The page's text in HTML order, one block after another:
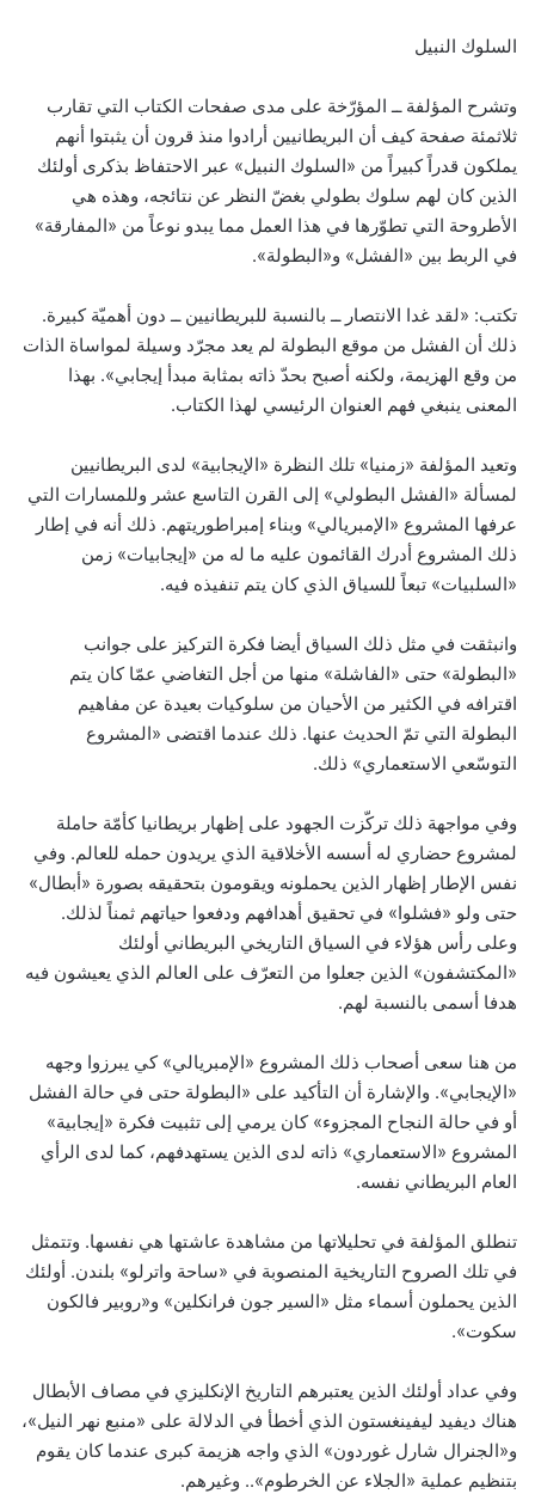
السلوك النبيل
وتشرح المؤلفة ــ المؤرّخة على مدى صفحات الكتاب التي تقارب
ثلاثمئة صفحة كيف أن البريطانيين أرادوا منذ قرون أن يثبتوا أنهم
يملكون قدراً كبيراً من «السلوك النبيل» عبر الاحتفاظ بذكرى أولئك
الذين كان لهم سلوك بطولي بغضّ النظر عن نتائجه، وهذه هي
الأطروحة التي تطوّرها في هذا العمل مما يبدو نوعاً من «المفارقة»
في الربط بين «الفشل» و«البطولة».
تكتب: «لقد غدا الانتصار ــ بالنسبة للبريطانيين ــ دون أهميّة كبيرة.
ذلك أن الفشل من موقع البطولة لم يعد مجرّد وسيلة لمواساة الذات
من وقع الهزيمة، ولكنه أصبح بحدّ ذاته بمثابة مبدأ إيجابي». بهذا
المعنى ينبغي فهم العنوان الرئيسي لهذا الكتاب.
وتعيد المؤلفة «زمنيا» تلك النظرة «الإيجابية» لدى البريطانيين
لمسألة «الفشل البطولي» إلى القرن التاسع عشر وللمسارات التي
عرفها المشروع «الإمبريالي» وبناء إمبراطوريتهم. ذلك أنه في إطار
ذلك المشروع أدرك القائمون عليه ما له من «إيجابيات» زمن
«السلبيات» تبعاً للسياق الذي كان يتم تنفيذه فيه.
وانبثقت في مثل ذلك السياق أيضا فكرة التركيز على جوانب
«البطولة» حتى «الفاشلة» منها من أجل التغاضي عمّا كان يتم
اقترافه في الكثير من الأحيان من سلوكيات بعيدة عن مفاهيم
البطولة التي تمّ الحديث عنها. ذلك عندما اقتضى «المشروع
التوسّعي الاستعماري» ذلك.
وفي مواجهة ذلك تركّزت الجهود على إظهار بريطانيا كأمّة حاملة
لمشروع حضاري له أسسه الأخلاقية الذي يريدون حمله للعالم. وفي
نفس الإطار إظهار الذين يحملونه ويقومون بتحقيقه بصورة «أبطال»
حتى ولو «فشلوا» في تحقيق أهدافهم ودفعوا حياتهم ثمناً لذلك.
وعلى رأس هؤلاء في السياق التاريخي البريطاني أولئك
«المكتشفون» الذين جعلوا من التعرّف على العالم الذي يعيشون فيه
هدفا أسمى بالنسبة لهم.
من هنا سعى أصحاب ذلك المشروع «الإمبريالي» كي يبرزوا وجهه
«الإيجابي». والإشارة أن التأكيد على «البطولة حتى في حالة الفشل
أو في حالة النجاح المجزوء» كان يرمي إلى تثبيت فكرة «إيجابية»
المشروع «الاستعماري» ذاته لدى الذين يستهدفهم، كما لدى الرأي
العام البريطاني نفسه.
تنطلق المؤلفة في تحليلاتها من مشاهدة عاشتها هي نفسها. وتتمثل
في تلك الصروح التاريخية المنصوبة في «ساحة واترلو» بلندن. أولئك
الذين يحملون أسماء مثل «السير جون فرانكلين» و«روبير فالكون
سكوت».
وفي عداد أولئك الذين يعتبرهم التاريخ الإنكليزي في مصاف الأبطال
هناك ديفيد ليفينغستون الذي أخطأ في الدلالة على «منبع نهر النيل»،
و«الجنرال شارل غوردون» الذي واجه هزيمة كبرى عندما كان يقوم
بتنظيم عملية «الجلاء عن الخرطوم».. وغيرهم.